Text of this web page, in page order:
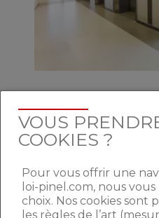
DES
ADAPTABLES
Autre grand
la part des
VOUS
COOKIES ?
Pour vous offrir une
loi-pinel.com, nous
choix. Nos cookies sont
les règles de l’art